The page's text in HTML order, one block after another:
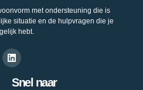
met ondersteuning die is
situatie en de hulpvragen die je
hebt.
Snel naar